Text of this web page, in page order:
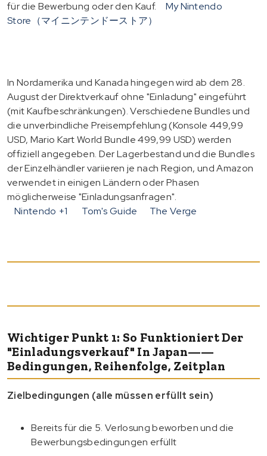
für die Bewerbung oder den Kauf.
My Nintendo
Store（マイニンテンドーストア）
In Nordamerika und Kanada hingegen wird ab dem 28.
August der Direktverkauf ohne "Einladung" eingeführt
(mit Kaufbeschränkungen). Verschiedene Bundles und
die unverbindliche Preisempfehlung (Konsole 449,99
USD, Mario Kart World Bundle 499,99 USD) werden
offiziell angegeben. Der Lagerbestand und die Bundles
der Einzelhändler variieren je nach Region, und Amazon
verwendet in einigen Ländern oder Phasen
möglicherweise "Einladungsanfragen".
Nintendo +1 Tom's Guide The Verge
Wichtiger Punkt 1: So Funktioniert Der
"Einladungsverkauf" In Japan——
Bedingungen, Reihenfolge, Zeitplan
Zielbedingungen (alle müssen erfüllt sein)
Bereits für die 5. Verlosung beworben und die
Bewerbungsbedingungen erfüllt